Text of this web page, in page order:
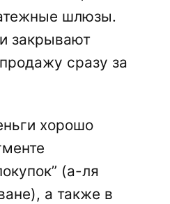
шлюзы.
закрывают
сразу за
хорошо
(а-ля
а также в